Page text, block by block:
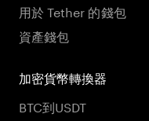
用於 Tether 的錢包
資產錢包
加密貨幣轉換器
BTC到USDT